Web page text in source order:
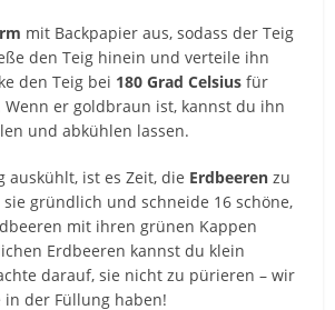
mit Backpapier aus, sodass der Teig
den Teig hinein und verteile ihn
den Teig bei 180 Grad Celsius für
er goldbraun ist, kannst du ihn
und abkühlen lassen.
auskühlt, ist es Zeit, die Erdbeeren zu
sie gründlich und schneide 16 schöne,
mit ihren grünen Kappen
Erdbeeren kannst du klein
darauf, sie nicht zu pürieren – wir
in der Füllung haben!